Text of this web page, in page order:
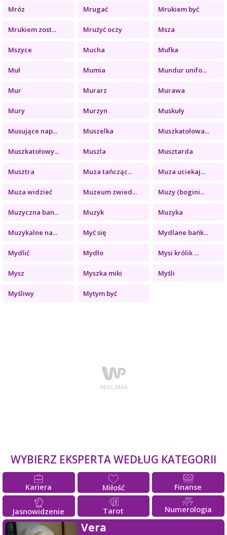
Mróz Mrugać Mrukiem być
Mrukiem zost... Mrużyć oczy Msza
Mszyce Mucha Mufka
Muł Mumia Mundur unifo...
Mur Murarz Murawa
Mury Murzyn Muskuły
Musujące nap... Muszelka Muszkatołowa...
Muszkatołowy... Muszla Musztarda
Musztra Muza tańcząc... Muza uciekaj...
Muza widzieć Muzeum zwied... Muzy (bogini...
Muzyczna ban... Muzyk Muzyka
Muzykalne na... Myć się Mydlane bańk...
Mydlić Mydło Mysi królik ...
Mysz Myszka miki Myśli
Myśliwy Mytym być
WYBIERZ EKSPERTA WEDŁUG KATEGORII
Kariera Miłość Finanse
Jasnowidzenie Tarot Numerologia
Vera